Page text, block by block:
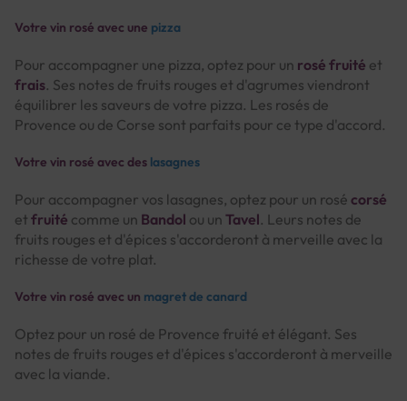
Votre vin rosé avec une pizza
Pour accompagner une pizza, optez pour un rosé fruité et
frais. Ses notes de fruits rouges et d'agrumes viendront
équilibrer les saveurs de votre pizza. Les rosés de
Provence ou de Corse sont parfaits pour ce type d'accord.
Votre vin rosé avec des lasagnes
Pour accompagner vos lasagnes, optez pour un rosé corsé
et fruité comme un Bandol ou un Tavel. Leurs notes de
fruits rouges et d'épices s'accorderont à merveille avec la
richesse de votre plat.
Votre vin rosé avec un magret de canard
Optez pour un rosé de Provence fruité et élégant. Ses
notes de fruits rouges et d'épices s'accorderont à merveille
avec la viande.